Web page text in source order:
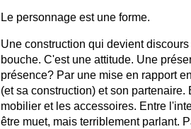
Le personnage est une forme.
Une construction qui devient
bouche. C'est une attitude. Une
présence? Par une mise en rapport
(et sa construction) et son
mobilier et les accessoires. Entre
être muet, mais terriblement parlant.